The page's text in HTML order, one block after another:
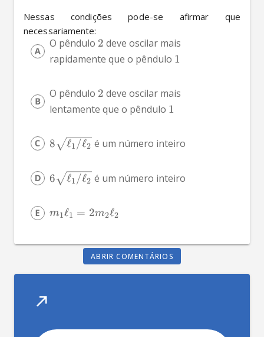
Nessas condições pode-se afirmar que
necessariamente:
O pêndulo 2 deve oscilar mais
rapidamente que o pêndulo 1
O pêndulo 2 deve oscilar mais
lentamente que o pêndulo 1
8 ℓ1 /ℓ2 é um número inteiro
6 ℓ1 /ℓ2 é um número inteiro
m1ℓ1 = 2m2ℓ2
ABRIR COMENTÁRIOS